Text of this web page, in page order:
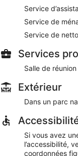
Service
Service de
Service de
Services
Salle de réunion
Extérieur
Dans un parc
Si vous avez
l’accessibilité,
coordonnées